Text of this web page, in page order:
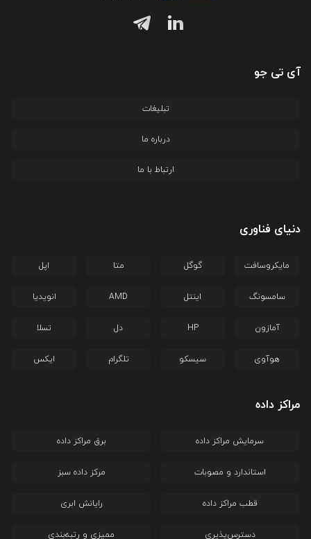
آی تی جو
تبلیغات
درباره ما
ارتباط با ما
دنیای فناوری
مایکروسافت گوگل متا اپل
سامسونگ اینتل AMD انویدیا
آمازون HP دل تسلا
هوآوی سیسکو تلگرام ایکس
مراکز داده
سرمایش مراکز داده برق مراکز داده
استاندارد و مصوبات مرکز داده سبز
قطب مراکز داده رایانش ابری
دسترس‌پذیری ممیزی و رتبه‌بندی